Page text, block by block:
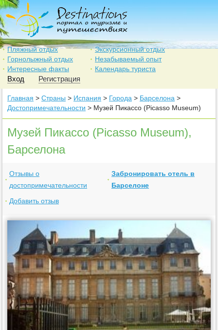
Пляжный отдых
Экскурсионный отдых
Горнолыжный отдых
Незабываемый опыт
Интересные факты
Календарь туриста
Вход Регистрация
Главная > Страны > Испания > Города > Барселона >
Достопримечательности > Музей Пикассо (Picasso Museum)
Музей Пикассо (Picasso Museum),
Барселона
Отзывы о
достопримечательности
Забронировать отель в
Барселоне
Добавить отзыв